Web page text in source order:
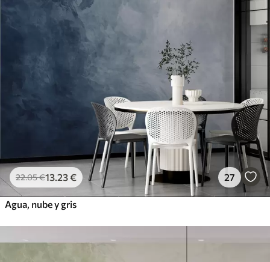
22.05€13 .23€ 27
Agua, nube y gris